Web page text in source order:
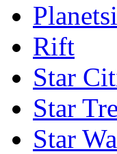
Rift
Star
Star
Star